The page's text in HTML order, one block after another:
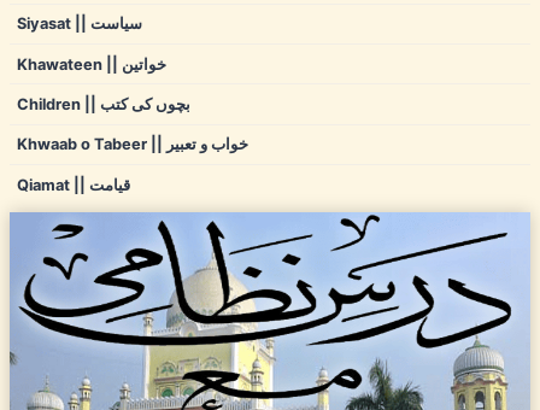
Siyasat || سیاست
Khawateen || خواتین
Children || بچوں کی کتب
Khwaab o Tabeer || خواب و تعبیر
Qiamat || قیامت